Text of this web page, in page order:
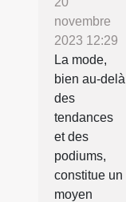
novembre
2023 12:29
La mode,
bien au-delà
des
tendances
et des
podiums,
constitue un
moyen